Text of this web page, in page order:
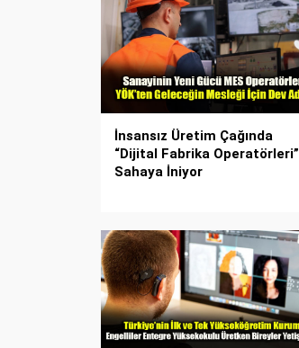
İnsansız Üretim Çağında
“Dijital Fabrika Operatörleri”
Sahaya İniyor